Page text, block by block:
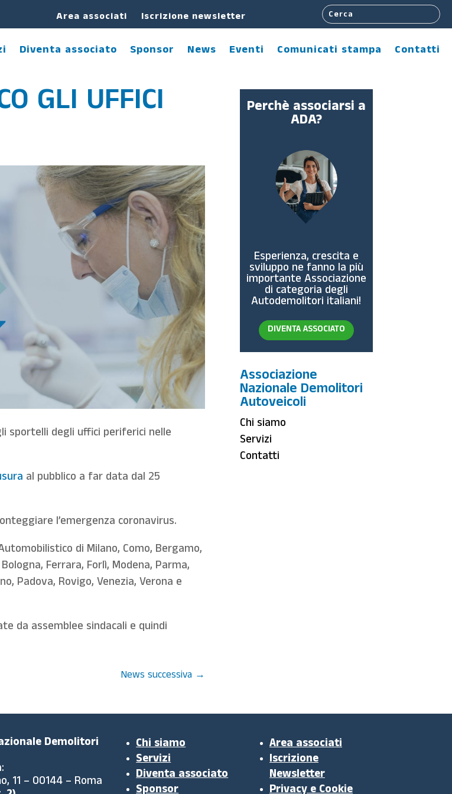
Area associati Iscrizione newsletter
Diventa associato Sponsor News Eventi Comunicati stampa Contatti
GLI UFFICI
sportelli degli uffici periferici nelle
al pubblico a far data dal 25
l’emergenza coronavirus.
di Milano, Como, Bergamo,
Ferrara, Forlì, Modena, Parma,
Padova, Rovigo, Venezia, Verona e
da assemblee sindacali e quindi
News successiva →
Perchè associarsi a
ADA?
Esperienza, crescita e
sviluppo ne fanno la più
importante Associazione
di categoria degli
Autodemolitori italiani!
DIVENTA ASSOCIATO
Associazione
Nazionale Demolitori
Autoveicoli
Chi siamo
Servizi
Contatti
Demolitori
11 – 00144 – Roma
Chi siamo
Servizi
Diventa associato
Sponsor
Area associati
Iscrizione
Newsletter
Privacy e Cookie